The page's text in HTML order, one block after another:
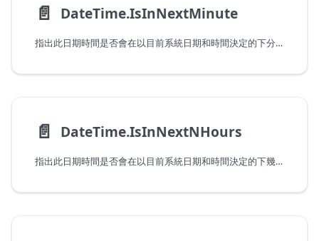
📄️ DateTime.IsInNextMinute
指出此日期時間是否會在以目前系統日期和時間決定的下分鐘發生。請注意，傳遞會在目前分鐘發生的值時，此函式會傳回 false。
📄️ DateTime.IsInNextNHours
指出此日期時間是否會在以目前系統日期和時間決定的下幾小時發生。請注意，傳遞會在目前小時發生的值時，此函式會傳回 false。